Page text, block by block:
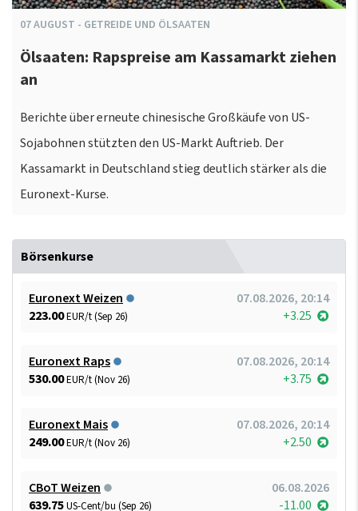
07AUGUST - GETREIDE UND ÖLSAATEN
Ölsaaten: Rapspreise am Kassamarkt ziehen
an
Berichte über erneute chinesische Großkäufe von US-
Sojabohnen stützten den US-Markt Auftrieb. Der
Kassamarkt in Deutschland stieg deutlich stärker als die
Euronext-Kurse.
Börsenkurse
Euronext Weizen
07.08.2026, 20:14
223.00EUR/t (Sep 26) +3.25
Euronext Raps
07.08.2026, 20:14
530.00EUR/t (Nov 26) +3.75
Euronext Mais
07.08.2026, 20:14
249.00EUR/t (Nov 26) +2.50
CBoT Weizen
06.08.2026
639.75US-Cent/bu (Sep 26) -11.00